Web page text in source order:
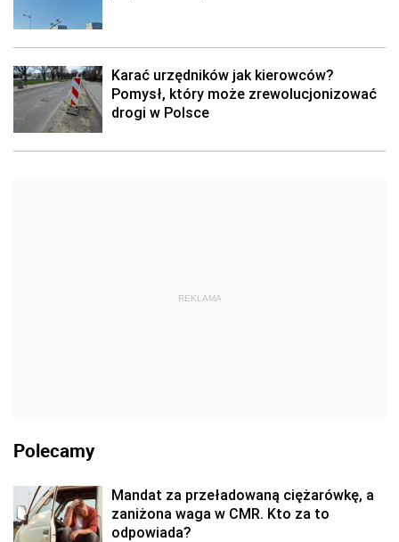
Karać urzędników jak kierowców?
Pomysł, który może zrewolucjonizować
drogi w Polsce
REKLAMA
Polecamy
Mandat za przeładowaną ciężarówkę, a
zaniżona waga w CMR. Kto za to
odpowiada?